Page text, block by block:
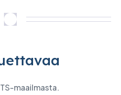
maailmasta.